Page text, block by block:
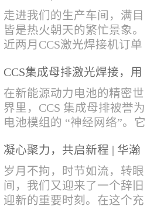
卷绕成型机，两套专业锡环
制备设备，预制标准化锡环
搭配激光定点熔锡工艺，从
方位解决精密电子量产焊接
痛点。预制锡环焊接工艺预
制锡环焊接工艺，核心优势
明显：1.锡料定量可控：锡
环设备提前卷绕/挤压成型，
每一枚锡环锡含量标准化，
激光一次性熔融，焊点大
小、锡厚高度统一...
力量产冲刺
走进我们的生产车间，满目
皆是热火朝天的繁忙景象。
近两月CCS激光焊接机订单
和，全员火力全开，全力奔
赴交付节点，用硬核产能响
应市场需求，用严苛品质回
馈每一份客户信任。市场认
的技术、高效智能的生产优
势与零缺陷的品控标准，我
们的CCS激光焊接机持续斩
获大量订单，近两月产能全
开、排期紧凑，生产线有序
CCS集成母排激光焊接，用
微米级工艺守护新能源电池
生命线
在新能源动力电池的精密世
界里，CCS 集成母排被誉为
电池模组的 “神经网络”。它
电，更承载着电压、温度信
号的实时采集，是连接电芯
与BMS电池管理系统的关键
桥梁。而连接这一切的，正
凝心聚力，共启新程 | 华瀚
激光年度盛典
岁月不拘，时节如流，转眼
间，我们又迎来了一个辞旧
迎新的重要时刻。在这个充